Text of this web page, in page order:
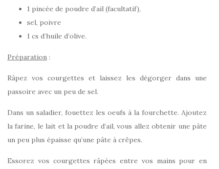
1 pincée de poudre d’ail (facultatif),
sel, poivre
1 cs d’huile d’olive.
Préparation :
Râpez vos courgettes et laissez les dégorger dans une
passoire avec un peu de sel.
Dans un saladier, fouettez les oeufs à la fourchette. Ajoutez
la farine, le lait et la poudre d’ail, vous allez obtenir une pâte
un peu plus épaisse qu’une pâte à crêpes.
Essorez vos courgettes râpées entre vos mains pour en